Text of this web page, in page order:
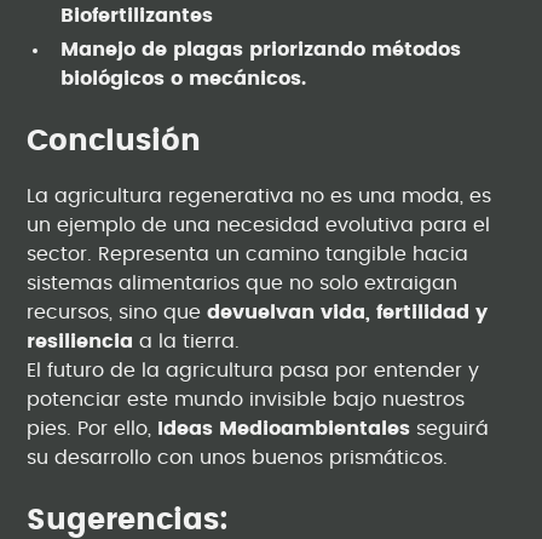
Biofertilizantes
Manejo de plagas priorizando métodos
biológicos o mecánicos.
Conclusión
La agricultura regenerativa no es una moda, es
un ejemplo de una necesidad evolutiva para el
sector. Representa un camino tangible hacia
sistemas alimentarios que no solo extraigan
recursos, sino quedevuelvan vida, fertilidad y
resiliencia a la tierra.
El futuro de la agricultura pasa por entender y
potenciar este mundo invisible bajo nuestros
pies. Por ello,
Ideas Medioambientales seguirá
su desarrollo con unos buenos prismáticos.
Sugerencias: